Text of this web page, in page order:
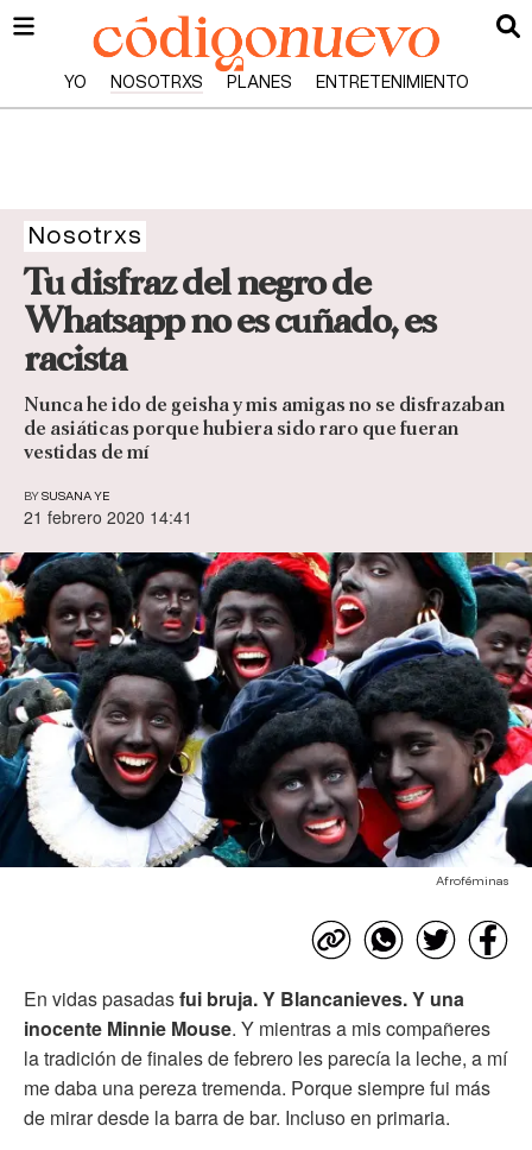
YO NOSOTRXS PLANES ENTRETENIMIENTO
Nosotrxs
Tu disfraz del negro de
Whatsapp no es cuñado, es
racista
Nunca he ido de geisha y mis amigas no se disfrazaban
de asiáticas porque hubiera sido raro que fueran
vestidas de mí
BY SUSANA YE
21 febrero 2020 14:41
Afroféminas
En vidas pasadasfui bruja. Y Blancanieves. Y una
inocente Minnie Mouse. Y mientras a mis compañeres
la tradición de finales de febrero les parecía la leche, a mí
me daba una pereza tremenda. Porque siempre fui más
de mirar desde la barra de bar. Incluso en primaria.